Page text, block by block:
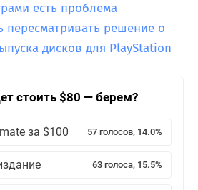
есть проблема
пересматривать решение о
дисков для PlayStation
стоить $80 — берем?
за $100 57 голосов, 14.0%
63 голоса, 15.5%